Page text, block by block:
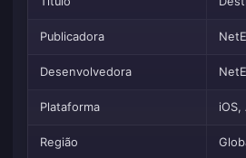
Publicadora
Desenvolvedora
Plataforma iOS,
Região